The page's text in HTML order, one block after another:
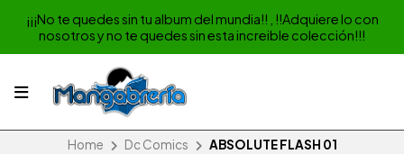
¡¡¡No te quedes sin tu album del mundia!! , !!Adquiere lo con
nosotros y no te quedes sin esta increible colección!!!
Home Dc Comics ABSOLUTE FLASH 01